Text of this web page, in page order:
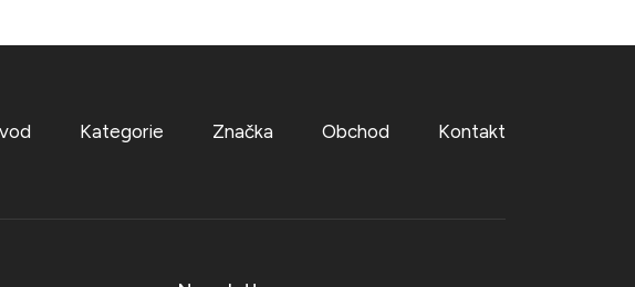
Kategorie Značka Obchod Kontakt